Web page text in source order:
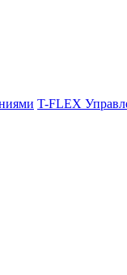
T-FLEX